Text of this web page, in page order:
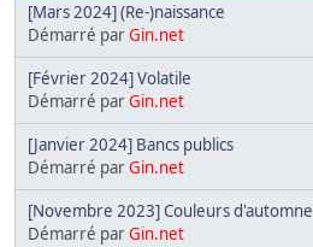
[Mars 2024] (Re-)naissance
Démarré parGin.net
[Février 2024] Volatile
Démarré parGin.net
[Janvier 2024] Bancs publics
Démarré parGin.net
[Novembre 2023] Couleurs d'automne
Démarré parGin.net